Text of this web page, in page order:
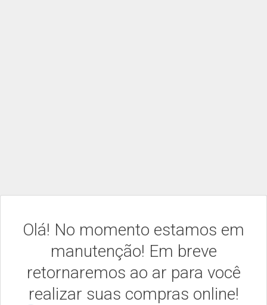
Olá! No momento estamos em
manutenção! Em breve
retornaremos ao ar para você
realizar suas compras online!